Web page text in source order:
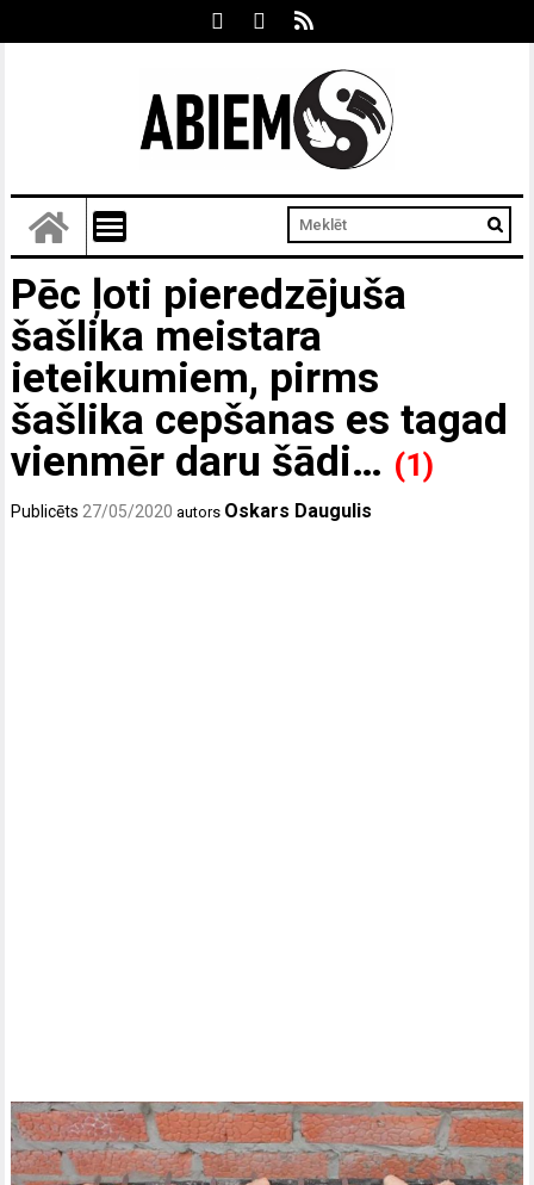
Pēc ļoti pieredzējuša
šašlika meistara
ieteikumiem, pirms
šašlika cepšanas es tagad
vienmēr daru šādi… (1)
Publicēts 27/05/2020 autors Oskars Daugulis